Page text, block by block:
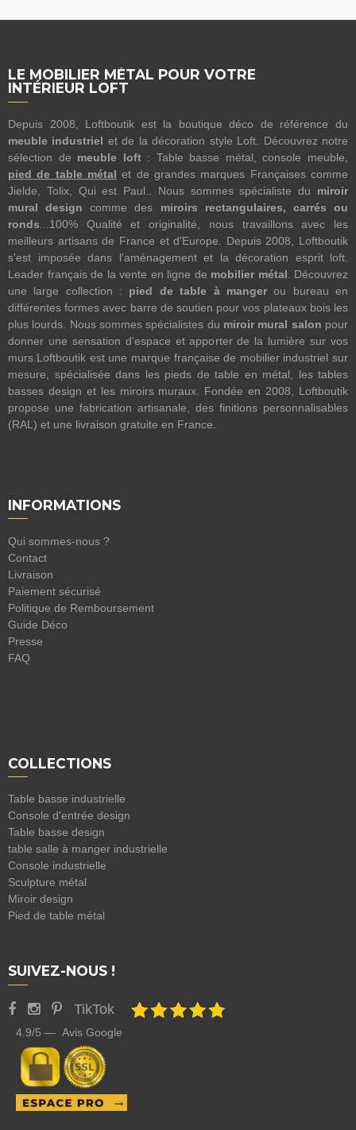
LE MOBILIER MÉTAL POUR VOTRE
INTÉRIEUR LOFT
Depuis 2008, Loftboutik est la boutique déco de référence du
meuble industriel et de la décoration style Loft. Découvrez notre
sélection de meuble loft: Table basse métal, console meuble,
pied de table métal et de grandes marques Françaises comme
Jielde, Tolix, Qui est Paul.. Nous sommes spécialiste du miroir
mural design comme des miroirs rectangulaires, carrés ou
ronds ...100% Qualité et originalité, nous travaillons avec les
meilleurs artisans de France et d'Europe. Depuis 2008, Loftboutik
s'est imposée dans l'aménagement et la décoration esprit loft.
Leader français de la vente en ligne de mobilier métal . Découvrez
une large collection : pied de table à mangerou bureau en
différentes formes avec barre de soutien pour vos plateaux bois les
plus lourds. Nous sommes spécialistes du miroir mural salon pour
donner une sensation d'espace et apporter de la lumière sur vos
murs.Loftboutik est une marque française de mobilier industriel sur
mesure, spécialisée dans les pieds de table en métal, les tables
basses design et les miroirs muraux. Fondée en 2008, Loftboutik
propose une fabrication artisanale, des finitions personnalisables
(RAL) et une livraison gratuite en France.
INFORMATIONS
Qui sommes-nous ?
Contact
Livraison
Paiement sécurisé
Politique de Remboursement
Guide Déco
Presse
FAQ
COLLECTIONS
Table basse industrielle
Console d'entrée design
Table basse design
table salle à manger industrielle
Console industrielle
Sculpture métal
Miroir design
Pied de table métal
SUIVEZ-NOUS !
TikTok
4.9/5 — Avis Google